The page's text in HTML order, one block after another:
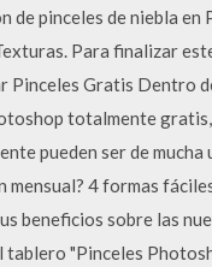
de pinceles de niebla
Para finalizar
Pinceles Gratis Dentro
totalmente
pueden ser de
4 formas
beneficios sobre las
"Pinceles